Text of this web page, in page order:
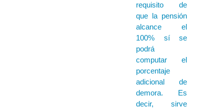
requisito de
que la pensión
alcance el
100% sí se
podrá
computar el
porcentaje
adicional de
demora. Es
decir, sirve